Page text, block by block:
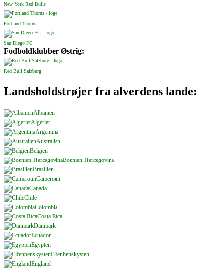
New York Red Bulls
Portland Thorns
San Diego FC
Fodboldklubber Østrig:
Red Bull Salzburg
Landsholdstrøjer fra alverdens lande:
Albanien
Algeriet
Argentina
Australien
Belgien
Bosnien-Hercegovina
Brasilien
Cameroun
Canada
Chile
Colombia
Costa Rica
Danmark
Ecuador
Egypten
Elfenbenskysten
England